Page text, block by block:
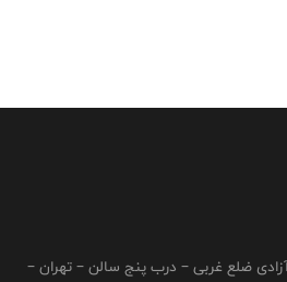
ضلع غربی – درب پنج سالن – تهران –